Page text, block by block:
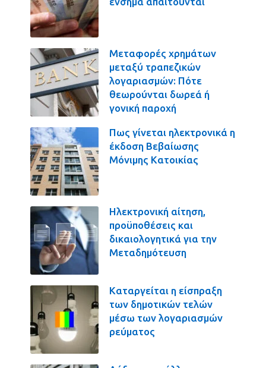
Μεταφορές χρημάτων
μεταξύ τραπεζικών
λογαριασμών: Πότε
θεωρούνται δωρεά ή
γονική παροχή
Πως γίνεται ηλεκτρονικά η
έκδοση Βεβαίωσης
Μόνιμης Κατοικίας
Ηλεκτρονική αίτηση,
προϋποθέσεις και
δικαιολογητικά για την
Μεταδημότευση
Καταργείται η είσπραξη
των δημοτικών τελών
μέσω των λογαριασμών
ρεύματος